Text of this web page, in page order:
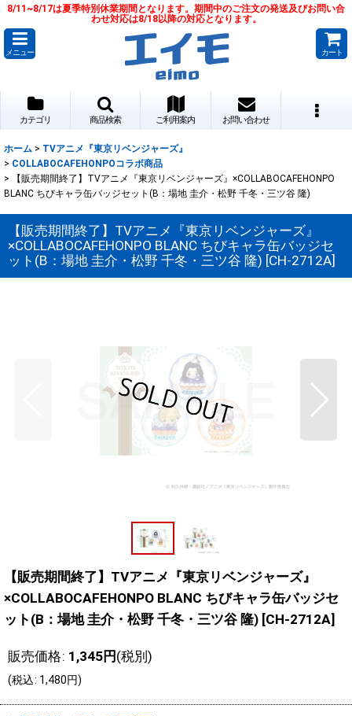
8/11~8/17は夏季特別休業期間となります。期間中のご注文の発送及びお問い合
わせ対応は8/18以降の対応となります。
メニュー カート
カテゴリ 商品検索 ご利用案内 お問い合わせ
ホーム > TVアニメ『東京リベンジャーズ』
> COLLABOCAFEHONPOコラボ商品
>
【販売期間終了】TVアニメ『東京リベンジャーズ』×COLLABOCAFEHONPO
BLANC ちびキャラ缶バッジセット(B：場地 圭介・松野 千冬・三ツ谷 隆)
【販売期間終了】TVアニメ『東京リベンジャーズ』
×COLLABOCAFEHONPO BLANC ちびキャラ缶バッジセ
ット(B：場地 圭介・松野 千冬・三ツ谷 隆) [CH-2712A]
【販売期間終了】TVアニメ『東京リベンジャーズ』
×COLLABOCAFEHONPO BLANC ちびキャラ缶バッジセ
ット(B：場地 圭介・松野 千冬・三ツ谷 隆) [CH-2712A]
販売価格: 1,345円 (税別)
(税込: 1,480円)